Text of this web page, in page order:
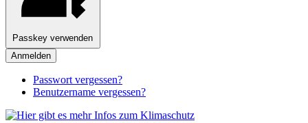
Passkey verwenden
Anmelden
Passwort vergessen?
Benutzername vergessen?